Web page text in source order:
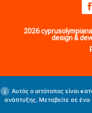
2026
design &
Αυτός ο ιστότοπος είναι
ανάπτυξης. Μεταβείτε σε ένα